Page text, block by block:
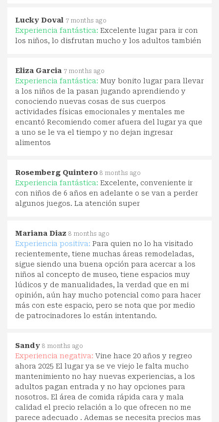
Lucky Doval 7 months ago
Experiencia fantástica: Excelente lugar para ir con
los niños, lo disfrutan mucho y los adultos también
Eliza Garcia 7 months ago
Experiencia fantástica: Muy bonito lugar para llevar
a los niños de la pasan jugando aprendiendo y
conociendo nuevas cosas de sus cuerpos
actividades físicas emocionales y mentales me
encantó Recomiendo comer afuera del lugar ya que
a uno se le va el tiempo y no dejan ingresar
alimentos
Rosemberg Quintero 8 months ago
Experiencia fantástica: Excelente, conveniente ir
con niños de 6 años en adelante o se van a perder
algunos juegos. La atención super
Mariana Diaz 8 months ago
Experiencia positiva: Para quien no lo ha visitado
recientemente, tiene muchas áreas remodeladas,
sigue siendo una buena opción para acercar a los
niños al concepto de museo, tiene espacios muy
lúdicos y de manualidades, la verdad que en mi
opinión, aún hay mucho potencial como para hacer
más con este espacio, pero se nota que por medio
de patrocinadores lo están intentando.
Sandy 8 months ago
Experiencia negativa: Vine hace 20 años y regreo
ahora 2025 El lugar ya se ve viejo le falta mucho
mantenimiento no hay nuevas experiencias, a los
adultos pagan entrada y no hay opciones para
nosotros. El área de comida rápida cara y mala
calidad el precio relación a lo que ofrecen no me
parece adecuado . Ademas se necesita precios mas